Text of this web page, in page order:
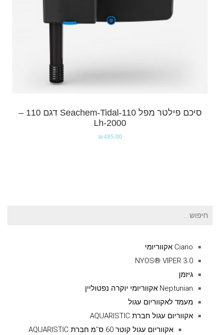
סיכם פילטר מפל Seachem-Tidal-110 דגם 110 –
2000-Lh
₪485.00
חיפוש
Ciano אקווריומי
NYOS® VIPER 3.0
גיזמן
Neptunian אקווריומי יוקרה נפטוליין
מעמד לאקווריום עגול
אקווריום עגול חברת AQUARISTIC
אקווריום עגול קוטר 60 ס''מ חברת AQUARISTIC